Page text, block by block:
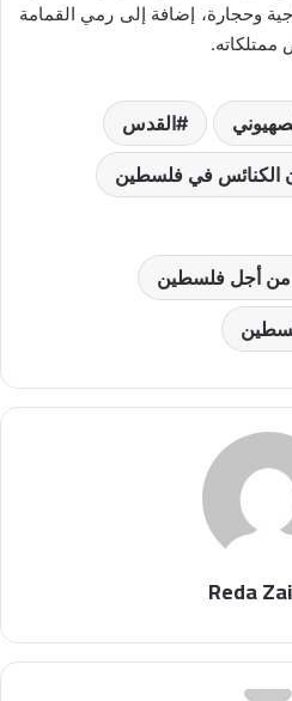
وحجارة، إضافة إلى رمي القمامة
ممتلكاته.
القدس
الكنائس في فلسطين
من أجل فلسطين
Reda